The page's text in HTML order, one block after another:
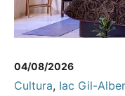
04/08/2026
Cultura, Iac Gil-